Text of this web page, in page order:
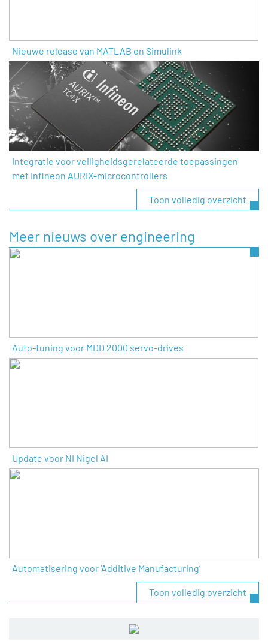
Nieuwe release van MATLAB en Simulink
Integratie voor veiligheidsgerelateerde toepassingen
met Infineon AURIX-microcontrollers
Toon volledig overzicht
Meer nieuws over engineering
Auto-tuning voor MDD 2000 servo-drives
Update voor NI Nigel AI
Automatisering voor ‘Additive Manufacturing’
Toon volledig overzicht